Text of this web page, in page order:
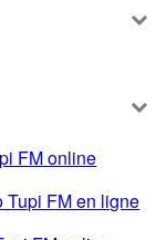
FM online
Tupi FM en ligne